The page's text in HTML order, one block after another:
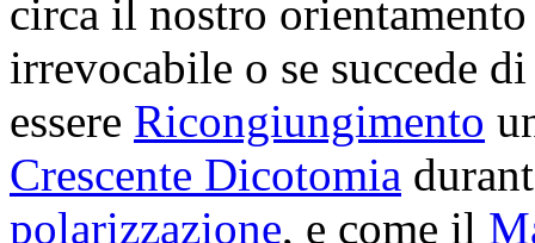
circa il nostro
irrevocabile o se succede
essere Ricongiungimento
Crescente Dicotomia
polarizzazione, e come il